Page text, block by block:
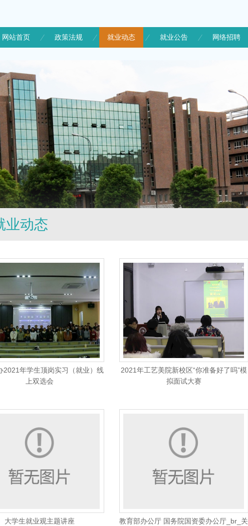
网站首页 政策法规 就业动态 就业公告 网络招聘
业动态
2021年学生顶岗实习（就业）线
上双选会
2021年工艺美院新校区“你准备好了吗”模
拟面试大赛
大学生就业观主题讲座
教育部办公厅 国务院国资委办公厅_br_关